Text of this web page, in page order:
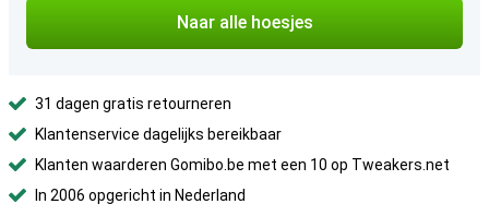
Naar alle hoesjes
31 dagen gratis retourneren
Klantenservice dagelijks bereikbaar
Klanten waarderen Gomibo.be met een 10 op Tweakers.net
In 2006 opgericht in Nederland